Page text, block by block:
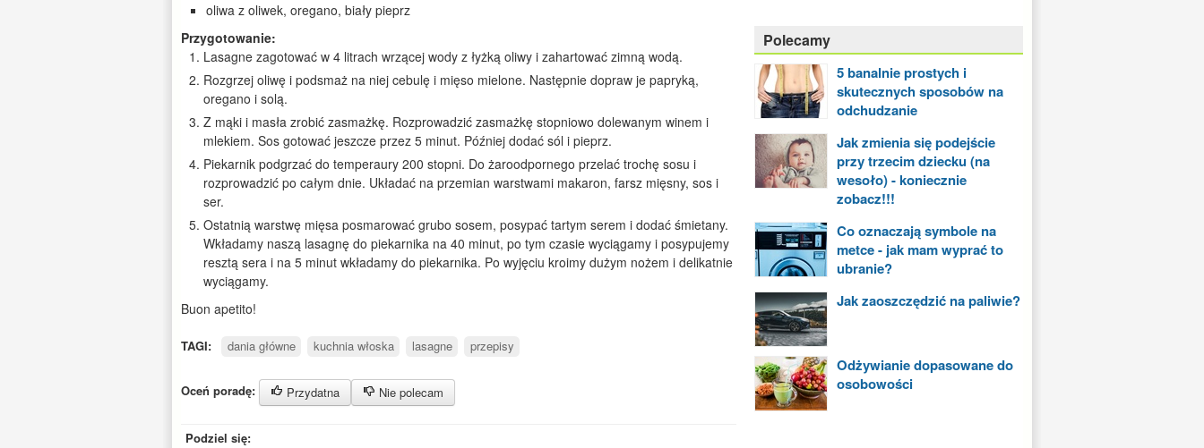
oliwa z oliwek, oregano, biały pieprz
Przygotowanie:
Lasagne zagotować w 4 litrach wrzącej wody z łyżką oliwy i zahartować zimną wodą.
Rozgrzej oliwę i podsmaż na niej cebulę i mięso mielone. Następnie dopraw je papryką,
oregano i solą.
Z mąki i masła zrobić zasmażkę. Rozprowadzić zasmażkę stopniowo dolewanym winem i
mlekiem. Sos gotować jeszcze przez 5 minut. Później dodać sól i pieprz.
Piekarnik podgrzać do temperaury 200 stopni. Do żaroodpornego przelać trochę sosu i
rozprowadzić po całym dnie. Układać na przemian warstwami makaron, farsz mięsny, sos i
ser.
Ostatnią warstwę mięsa posmarować grubo sosem, posypać tartym serem i dodać śmietany.
Wkładamy naszą lasagnę do piekarnika na 40 minut, po tym czasie wyciągamy i posypujemy
resztą sera i na 5 minut wkładamy do piekarnika. Po wyjęciu kroimy dużym nożem i delikatnie
wyciągamy.
Buon apetito!
TAGI: dania główne kuchnia włoska lasagne przepisy
Oceń poradę: Przydatna Nie polecam
Podziel się:
Polecamy
5 banalnie prostych i
skutecznych sposobów na
odchudzanie
Jak zmienia się podejście
przy trzecim dziecku (na
wesoło) - koniecznie
zobacz!!!
Co oznaczają symbole na
metce - jak mam wyprać to
ubranie?
Jak zaoszczędzić na paliwie?
Odżywianie dopasowane do
osobowości